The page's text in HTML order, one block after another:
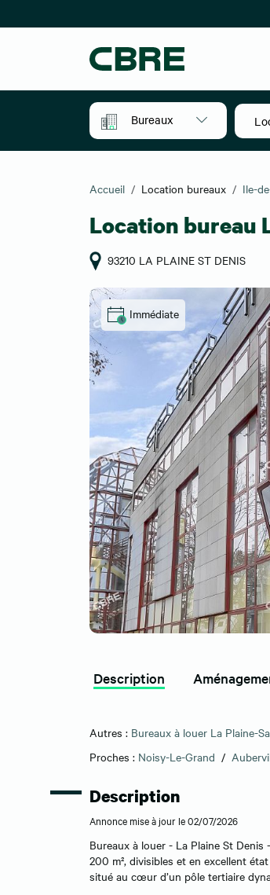
Bureaux
Accueil Location bureaux Ile-
Location bureau
93210 LA PLAINE ST DENIS
Immédiate
Description
Autres : Bureaux à louer La Plaine-
Proches : Noisy-Le-Grand /
Description
Annonce mise à jour le 02/07/2026
Bureaux à louer - La Plaine St
200 m², divisibles et en excellent
situé au cœur d’un pôle tertiaire